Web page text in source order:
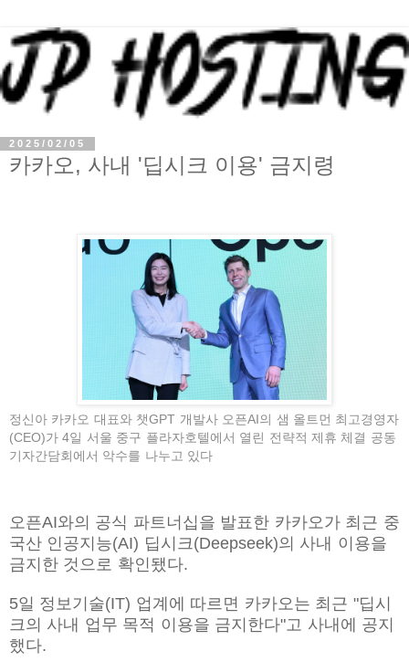
2025/02/05
카카오, 사내 '딥시크 이용' 금지령
정신아 카카오 대표와 챗GPT 개발사 오픈AI의 샘 올트먼 최고경영자
(CEO)가 4일 서울 중구 플라자호텔에서 열린 전략적 제휴 체결 공동
기자간담회에서 악수를 나누고 있다
오픈AI와의 공식 파트너십을 발표한 카카오가 최근 중
국산 인공지능(AI) 딥시크(Deepseek)의 사내 이용을
금지한 것으로 확인됐다.
5일 정보기술(IT) 업계에 따르면 카카오는 최근 "딥시
크의 사내 업무 목적 이용을 금지한다"고 사내에 공지
했다.